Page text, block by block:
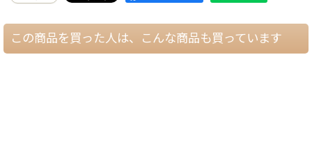
この商品を買った人は、こんな商品も買っています